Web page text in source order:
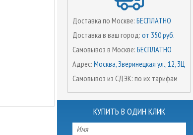
Доставка по Москве: БЕСПЛАТНО
Доставка в ваш город: от 350 руб.
Самовывоз в Москве: БЕСПЛАТНО
Адрес: Москва, Зверинецкая ул., 12, 3Ц
Самовывоз из СДЭК: по их тарифам
КУПИТЬ В ОДИН КЛИК